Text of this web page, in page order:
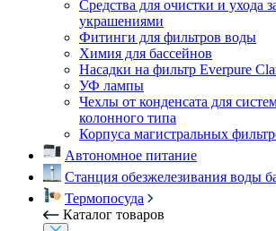
Средства для очистки и ухода
украшениями
Фитинги для фильтров воды
Химия для бассейнов
Насадки на фильтр Everpure
УФ лампы
Чехлы от конденсата для
колонного типа
Корпуса магистральных
Автономное питание
Станция обезжелезивания воды
Термопосуда
Каталог товаров